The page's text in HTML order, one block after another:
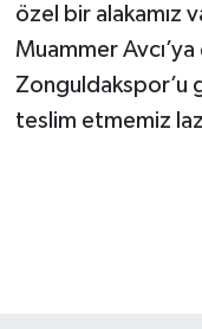
özel bir alakamız
Muammer
Zonguldakspor’u
teslim etmemiz